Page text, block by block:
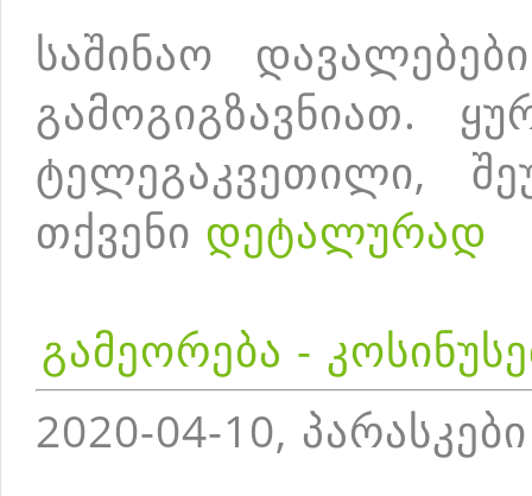
საშინაო
გამოგიგზავნიათ.
ტელეგაკვეთილი,
თქვენი დეტალურად
გამეორება -
2020-04-10, პარასკები